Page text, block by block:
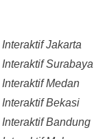
Jakarta
Surabaya
Medan
Bekasi
Bandung